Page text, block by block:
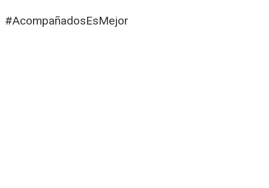
#AcompañadosEsMejor